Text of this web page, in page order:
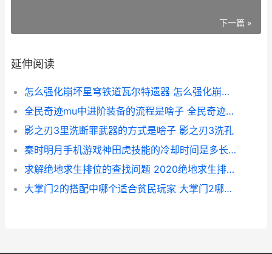
下一篇 »
延伸阅读
怎么强化崩坏星穹铁道瓦尔特遗器 怎么强化崩坏星域之眼
全民奇迹mu中进阶装备的流程是啥子 全民奇迹mu官网公告
影之刃3里洗断罪武器的方式是啥子 影之刃3洗孔
秦时明月手机游戏神田虎技能的冷却时间是多长时间 秦时明月手游下载安卓版下载
求解绝地求生排位的查找问题 2020绝地求生排位机制
大掌门2的搭配中哪个适合贫民玩家 大掌门2哪个阵容最强